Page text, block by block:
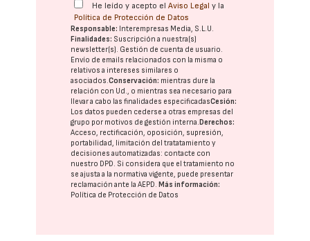
He leído y acepto elAviso Legal y la
Política de Protección de Datos
Responsable: Interempresas Media, S.L.U.
Finalidades: Suscripción a nuestra(s)
newsletter(s). Gestión de cuenta de usuario.
Envío de emails relacionados con la misma o
relativos a intereses similares o
asociados.Conservación: mientras dure la
relación con Ud., o mientras sea necesario para
llevar a cabo las finalidades especificadasCesión:
Los datos pueden cederse a otras empresas del
grupo por motivos de gestión interna. Derechos:
Acceso, rectificación, oposición, supresión,
portabilidad, limitación del tratatamiento y
decisiones automatizadas: contacte con
nuestro DPD. Si considera que el tratamiento no
se ajusta a la normativa vigente, puede presentar
reclamación ante laAEPD. Más información:
Política de Protección de Datos